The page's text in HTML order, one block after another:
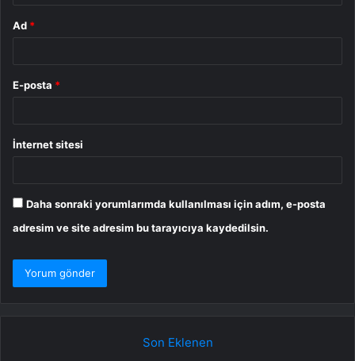
Ad *
E-posta *
İnternet sitesi
Daha sonraki yorumlarımda kullanılması için adım, e-posta
adresim ve site adresim bu tarayıcıya kaydedilsin.
Son Eklenen